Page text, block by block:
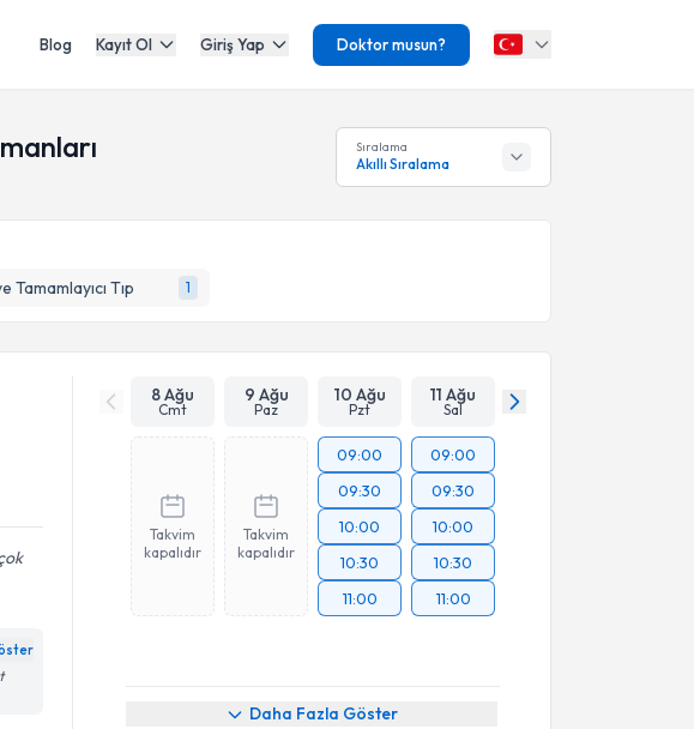
Blog Kayıt Ol Giriş Yap Doktor musun?
Sıralama
Akıllı Sıralama
Tamamlayıcı Tıp 1
8 Ağu
Cmt
9 Ağu
Paz
10 Ağu
Pzt
11 Ağu
Sal
Takvim
kapalıdır
Takvim
kapalıdır
09:00
09:30
10:00
10:30
11:00
09:00
09:30
10:00
10:30
11:00
Daha Fazla Göster